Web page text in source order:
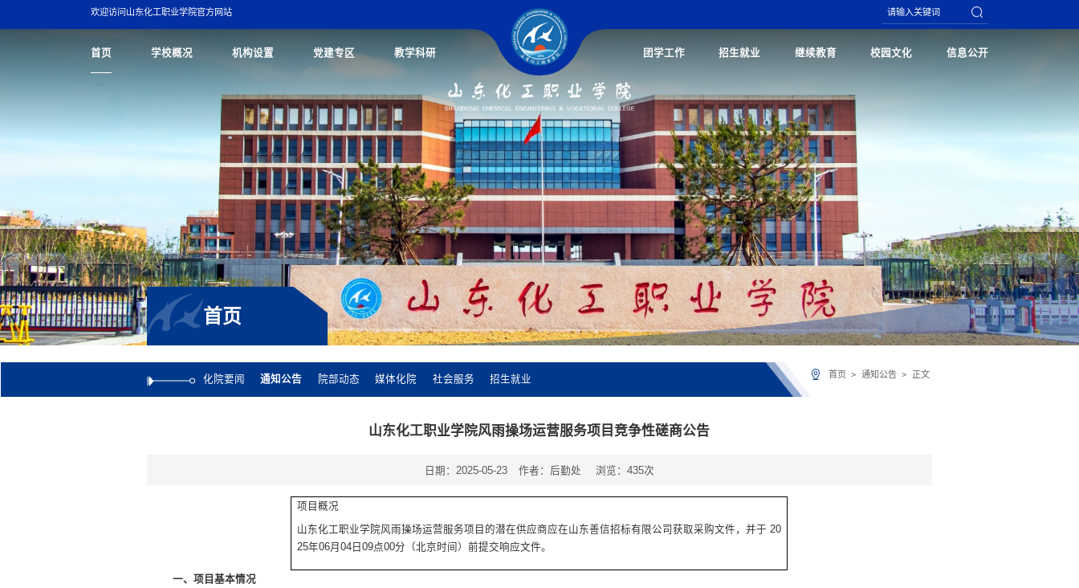
欢迎访问山东化工职业学院官方网站
首页 学校概况 机构设置 党建专区 教学科研 团学工作 招生就业 继续教育 校园文化 信息公开
首页
化院要闻 通知公告 院部动态 媒体化院 社会服务 招生就业 首页 > 通知公告 > 正文
山东化工职业学院风雨操场运营服务项目竞争性磋商公告
日期：2025-05-23 作者：后勤处 浏览： 435次
项目概况
山东化工职业学院风雨操场运营服务项目 的潜在供应商应在山东善信招标有限公司获取采购文件，并于 20
25年06月04 日09点00分（北京时间）前提交响应文件。
一、项目基本情况